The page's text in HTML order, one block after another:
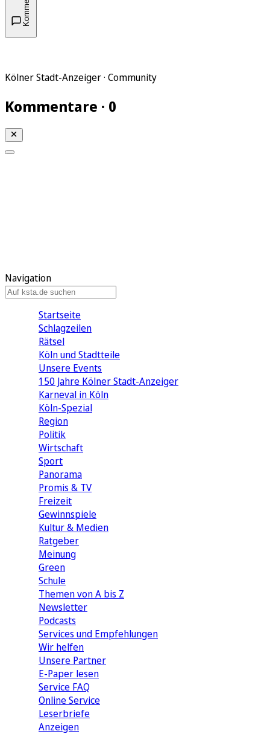
Kölner Stadt-Anzeiger · Community
Kommentare · 0
Navigation
Startseite
Schlagzeilen
Rätsel
Köln und Stadtteile
Unsere Events
150 Jahre Kölner Stadt-Anzeiger
Karneval in Köln
Köln-Spezial
Region
Politik
Wirtschaft
Sport
Panorama
Promis & TV
Freizeit
Gewinnspiele
Kultur & Medien
Ratgeber
Meinung
Green
Schule
Themen von A bis Z
Newsletter
Podcasts
Services und Empfehlungen
Wir helfen
Unsere Partner
E-Paper lesen
Service FAQ
Online Service
Leserbriefe
Anzeigen